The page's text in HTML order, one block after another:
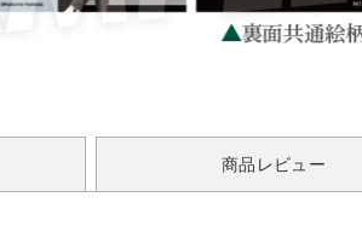
商品レビュー